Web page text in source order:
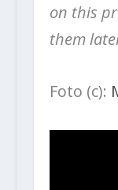
on this
them
Foto (c):